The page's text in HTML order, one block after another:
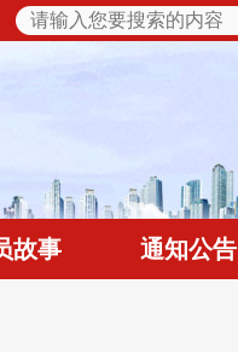
故事 通知公告